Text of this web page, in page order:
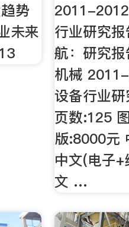
势
未来
2011-
行业研究
航：研究
机械
设备行业
页数:125
版:8000元
中文(电子
文 …